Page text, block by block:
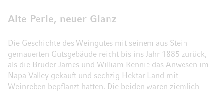
Alte Perle, neuer Glanz
Die Geschichte des Weingutes mit seinem aus Stein
gemauerten Gutsgebäude reicht bis ins Jahr 1885 zurück,
als die Brüder James und William Rennie das Anwesen im
Napa Valley gekauft und sechzig Hektar Land mit
Weinreben bepflanzt hatten. Die beiden waren ziemlich